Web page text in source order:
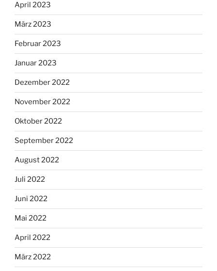
April 2023
März 2023
Februar 2023
Januar 2023
Dezember 2022
November 2022
Oktober 2022
September 2022
August 2022
Juli 2022
Juni 2022
Mai 2022
April 2022
März 2022